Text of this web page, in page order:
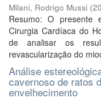
Milani, Rodrigo Mussi (
Resumo: O presente
Cirurgia Cardíaca do
de analisar os
revascularização do
Análise
cavernoso de ratos
envelhecimento